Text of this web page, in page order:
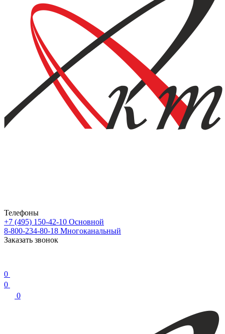
Телефоны
+7 (495) 150-42-10 Основной
8-800-234-80-18 Многоканальный
Заказать звонок
0
0
0